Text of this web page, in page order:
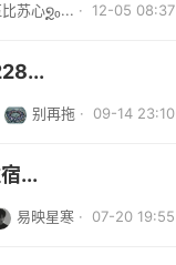
苏心໑ຼ₀... · 12-05 08:37
别再拖 · 09-14 23:10
...
易映星寒 · 07-20 19:55